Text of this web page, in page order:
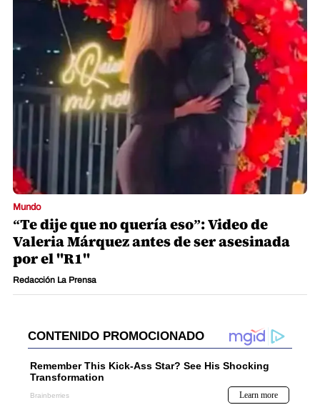
Mundo
“Te dije que no quería eso”: Video de
Valeria Márquez antes de ser asesinada
por el "R1"
Redacción La Prensa